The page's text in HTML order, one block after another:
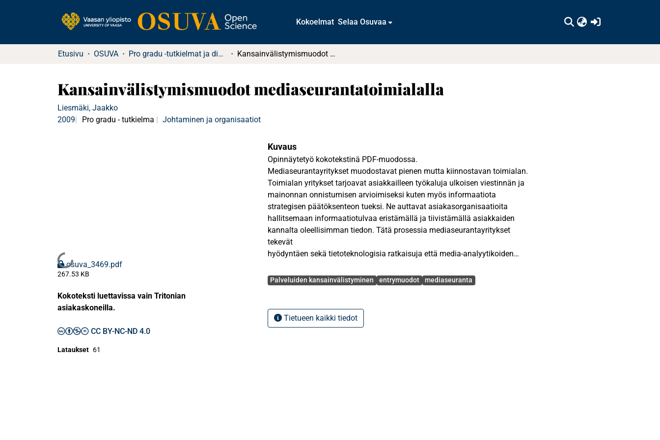
Kokoelmat Selaa Osuvaa
Etusivu OSUVA Pro gradu -tutkielmat ja diplomityöt (rajattu saatavuus) Kansainvälistymismuodot mediaseurantatoimialalla
Kansainvälistymismuodot mediaseurantatoimialalla
Liesmäki, Jaakko
2009
Pro gradu - tutkielma Johtaminen ja organisaatiot
Ladataan...
osuva_3469.pdf
267.53 KB
Kokoteksti luettavissa vain Tritonian
asiakaskoneilla.
CC BY-NC-ND 4.0
Lataukset 61
Kuvaus
Opinnäytetyö kokotekstinä PDF-muodossa.
Mediaseurantayritykset muodostavat pienen mutta kiinnostavan toimialan.
Toimialan yritykset tarjoavat asiakkailleen työkaluja ulkoisen viestinnän ja
mainonnan onnistumisen arvioimiseksi kuten myös informaatiota
strategisen päätöksenteon tueksi. Ne auttavat asiakasorganisaatioita
hallitsemaan informaatiotulvaa eristämällä ja tiivistämällä asiakkaiden
kannalta oleellisimman tiedon. Tätä prosessia mediaseurantayritykset
tekevät
hyödyntäen sekä tietoteknologisia ratkaisuja että media-analyytikoiden
vaikuttaviin tekijöihin ja siihen, miten
mediaseurantayritykset palvelevat ulkomaisilla markkinoilla sijaitsevia
Avainsanat
Palveluiden kansainvälistyminen entrymuodot mediaseuranta
Tietueen kaikki tiedot